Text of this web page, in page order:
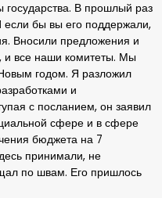
государства. В прошлый раз
бы вы его поддержали,
Вносили предложения и
и все наши комитеты. Мы
годом. Я разложил
и
с посланием, он заявил
сфере и в сфере
бюджета на 7
принимали, не
по швам. Его пришлось